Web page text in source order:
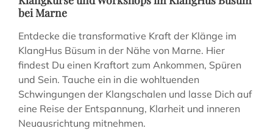
bei Marne
Entdecke die transformative Kraft der Klänge im
KlangHus Büsum in der Nähe von Marne. Hier
findest Du einen Kraftort zum Ankommen, Spüren
und Sein. Tauche ein in die wohltuenden
Schwingungen der Klangschalen und lasse Dich auf
eine Reise der Entspannung, Klarheit und inneren
Neuausrichtung mitnehmen.